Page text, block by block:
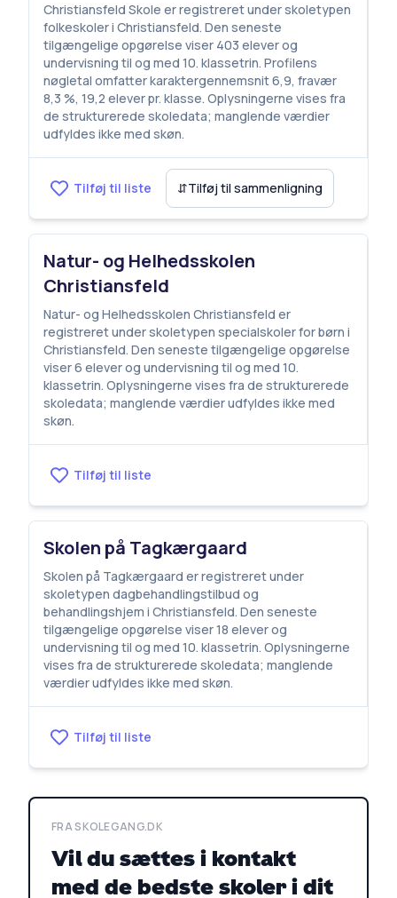
Christiansfeld Skole er registreret under skoletypen
folkeskoler i Christiansfeld. Den seneste
tilgængelige opgørelse viser 403 elever og
undervisning til og med 10. klassetrin. Profilens
nøgletal omfatter karaktergennemsnit 6,9, fravær
8,3 %, 19,2 elever pr. klasse. Oplysningerne vises fra
de strukturerede skoledata; manglende værdier
udfyldes ikke med skøn.
Tilføj til liste ⇵Tilføj til sammenligning
Natur- og Helhedsskolen
Christiansfeld
Natur- og Helhedsskolen Christiansfeld er
registreret under skoletypen specialskoler for børn i
Christiansfeld. Den seneste tilgængelige opgørelse
viser 6 elever og undervisning til og med 10.
klassetrin. Oplysningerne vises fra de strukturerede
skoledata; manglende værdier udfyldes ikke med
skøn.
Tilføj til liste
Skolen på Tagkærgaard
Skolen på Tagkærgaard er registreret under
skoletypen dagbehandlingstilbud og
behandlingshjem i Christiansfeld. Den seneste
tilgængelige opgørelse viser 18 elever og
undervisning til og med 10. klassetrin. Oplysningerne
vises fra de strukturerede skoledata; manglende
værdier udfyldes ikke med skøn.
Tilføj til liste
FRA SKOLEGANG.DK
Vil du sættes i kontakt
med de bedste skoler i dit